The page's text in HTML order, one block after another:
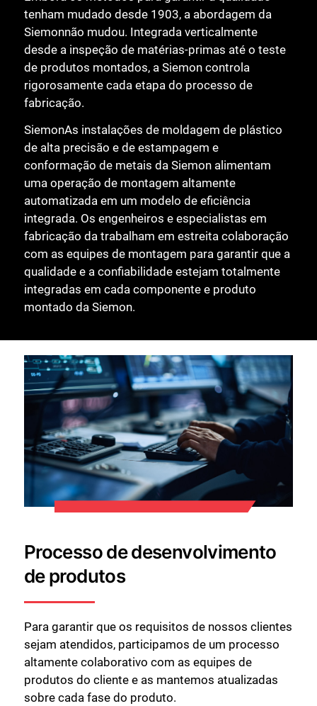
tenham mudado desde 1903, a abordagem da
Siemonnão mudou. Integrada verticalmente
desde a inspeção de matérias-primas até o teste
de produtos montados, a Siemon controla
rigorosamente cada etapa do processo de
fabricação.
SiemonAs instalações de moldagem de plástico
de alta precisão e de estampagem e
conformação de metais da Siemon alimentam
uma operação de montagem altamente
automatizada em um modelo de eficiência
integrada. Os engenheiros e especialistas em
fabricação da trabalham em estreita colaboração
com as equipes de montagem para garantir que a
qualidade e a confiabilidade estejam totalmente
integradas em cada componente e produto
montado da Siemon.
Processo de desenvolvimento
de produtos
Para garantir que os requisitos de nossos clientes
sejam atendidos, participamos de um processo
altamente colaborativo com as equipes de
produtos do cliente e as mantemos atualizadas
sobre cada fase do produto.